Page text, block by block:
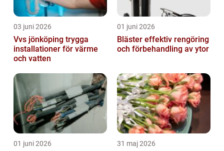
03 juni 2026
Vvs jönköping trygga
installationer för värme
och vatten
01 juni 2026
Bläster effektiv rengöring
och förbehandling av ytor
01 juni 2026 31 maj 2026